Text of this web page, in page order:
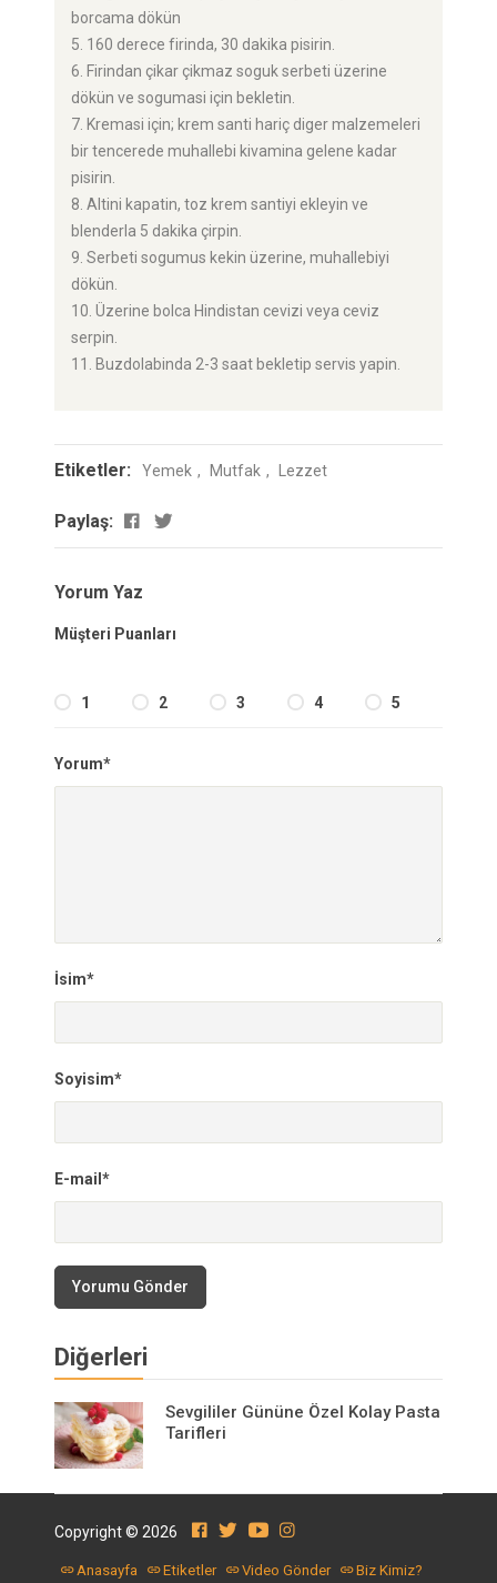
borcama dökün
5. 160 derece firinda, 30 dakika pisirin.
6. Firindan çikar çikmaz soguk serbeti üzerine
dökün ve sogumasi için bekletin.
7. Kremasi için; krem santi hariç diger malzemeleri
bir tencerede muhallebi kivamina gelene kadar
pisirin.
8. Altini kapatin, toz krem santiyi ekleyin ve
blenderla 5 dakika çirpin.
9. Serbeti sogumus kekin üzerine, muhallebiyi
dökün.
10. Üzerine bolca Hindistan cevizi veya ceviz
serpin.
11. Buzdolabinda 2-3 saat bekletip servis yapin.
Etiketler: Yemek Mutfak Lezzet
Paylaş:
Yorum Yaz
Müşteri Puanları
1 2 3 4 5
Yorum*
İsim*
Soyisim*
E-mail*
Yorumu Gönder
Diğerleri
Sevgililer Gününe Özel Kolay Pasta
Tarifleri
Copyright © 2026
Anasayfa Etiketler Video Gönder Biz Kimiz?